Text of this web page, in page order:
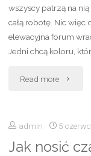
i
na
rok"
wszyscy patrzą na
całą robotę. Nic więc
elewacyjna forum
Jedni chcą koloru,
Read more
–
admin 5
Jak nosić